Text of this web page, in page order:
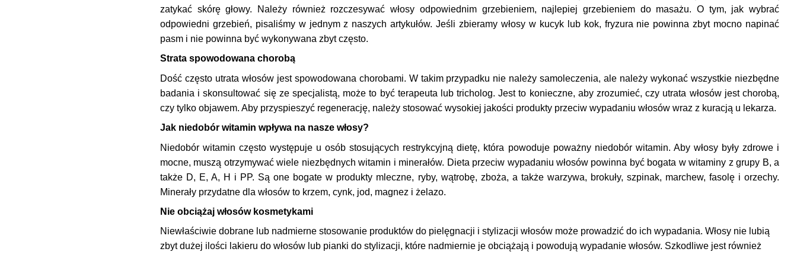
zatykać skórę głowy. Należy również rozczesywać włosy odpowiednim grzebieniem, najlepiej grzebieniem do masażu. O tym, jak wybrać
odpowiedni grzebień, pisaliśmy w jednym z naszych artykułów. Jeśli zbieramy włosy w kucyk lub kok, fryzura nie powinna zbyt mocno napinać
pasm i nie powinna być wykonywana zbyt często.
Strata spowodowana chorobą
Dość często utrata włosów jest spowodowana chorobami. W takim przypadku nie należy samoleczenia, ale należy wykonać wszystkie niezbędne
badania i skonsultować się ze specjalistą, może to być terapeuta lub tricholog. Jest to konieczne, aby zrozumieć, czy utrata włosów jest chorobą,
czy tylko objawem. Aby przyspieszyć regenerację, należy stosować wysokiej jakości produkty przeciw wypadaniu włosów wraz z kuracją u lekarza.
Jak niedobór witamin wpływa na nasze włosy?
Niedobór witamin często występuje u osób stosujących restrykcyjną dietę, która powoduje poważny niedobór witamin. Aby włosy były zdrowe i
mocne, muszą otrzymywać wiele niezbędnych witamin i minerałów. Dieta przeciw wypadaniu włosów powinna być bogata w witaminy z grupy B, a
także D, E, A, H i PP. Są one bogate w produkty mleczne, ryby, wątrobę, zboża, a także warzywa, brokuły, szpinak, marchew, fasolę i orzechy.
Minerały przydatne dla włosów to krzem, cynk, jod, magnez i żelazo.
Nie obciążaj włosów kosmetykami
Niewłaściwie dobrane lub nadmierne stosowanie produktów do pielęgnacji i stylizacji włosów może prowadzić do ich wypadania. Włosy nie lubią
zbyt dużej ilości lakieru do włosów lub pianki do stylizacji, które nadmiernie je obciążają i powodują wypadanie włosów. Szkodliwe jest również